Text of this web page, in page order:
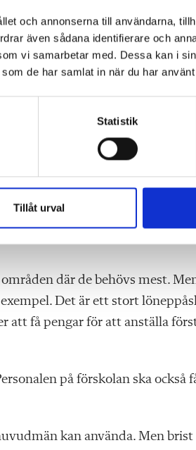
och annonserna till användarna,
även sådana identifierare och
vi samarbetar med. Dessa kan i
de har samlat in när du har
Statistik
Tillåt urval
igenom argumenten innan
och det skulle bli en stor skillnad
att se hur förslaget tas
att andelen behöriga
områden.
lönetillägg som lärare får
Lotta Edholm att det berör
där de behövs mest.
Det är ett stort
att få pengar för att anställa
på förskolan ska också
kan använda. Men brist